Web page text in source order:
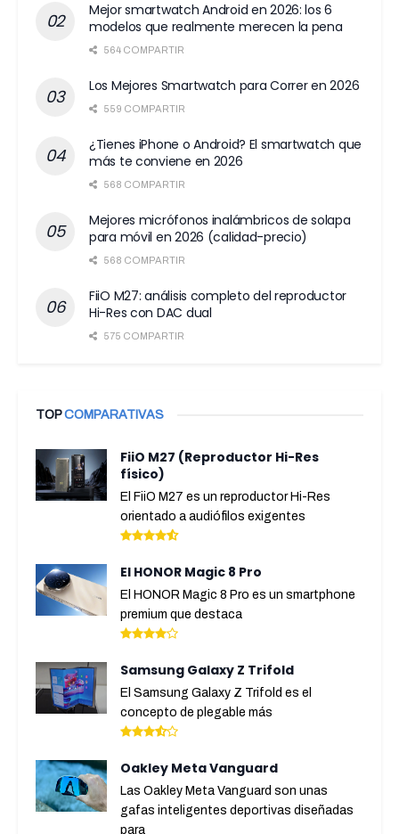
Mejor smartwatch Android en 2026: los 6
modelos que realmente merecen la pena
564 COMPARTIR
Los Mejores Smartwatch para Correr en 2026
559 COMPARTIR
¿Tienes iPhone o Android? El smartwatch que
más te conviene en 2026
568 COMPARTIR
Mejores micrófonos inalámbricos de solapa
para móvil en 2026 (calidad-precio)
568 COMPARTIR
FiiO M27: análisis completo del reproductor
Hi-Res con DAC dual
575 COMPARTIR
TOPCOMPARATIVAS
FiiO M27 (Reproductor Hi-Res
físico)
El FiiO M27 es un reproductor Hi-Res
orientado a audiófilos exigentes
El HONOR Magic 8 Pro
El HONOR Magic 8 Pro es un smartphone
premium que destaca
Samsung Galaxy Z Trifold
El Samsung Galaxy Z Trifold es el
concepto de plegable más
Oakley Meta Vanguard
Las Oakley Meta Vanguard son unas
gafas inteligentes deportivas diseñadas
para